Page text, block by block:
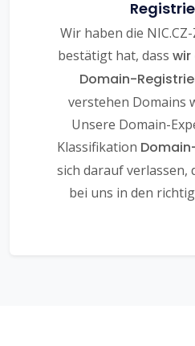
Wir haben die
bestätigt hat, dass wir
Domain-
verstehen Domains
Unsere Domain-
Klassifikation
sich darauf verlassen,
bei uns in den